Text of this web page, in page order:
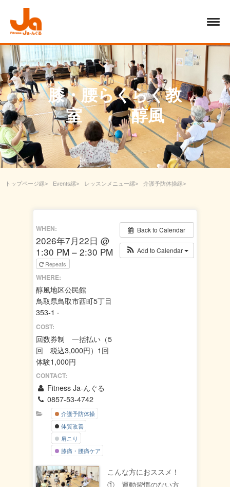
膝・腰らくらく教
室 醇風
トップページ Events レッスンメニュー
介護予防体操
Back to Calendar
Add to Calendar
WHEN:
2026年7月22日 @
1:30 PM – 2:30 PM
Repeats
WHERE:
醇風地区公民館
鳥取県鳥取市西町5丁目
353-1 ·
COST:
回数券制 一括払い（5
回 税込3,000円）1回
体験1,000円
CONTACT:
Fitness Ja-んぐる
0857-53-4742
介護予防体操
体質改善
肩こり
膝痛・腰痛ケア
こんな方におススメ！
① 運動習慣のない方